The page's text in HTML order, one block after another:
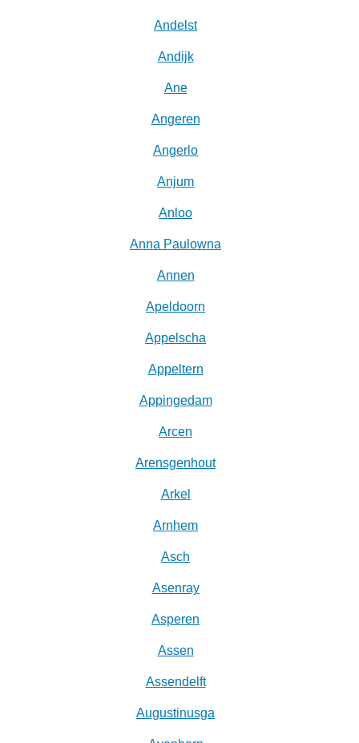
Andelst
Andijk
Ane
Angeren
Angerlo
Anjum
Anloo
Anna Paulowna
Annen
Apeldoorn
Appelscha
Appeltern
Appingedam
Arcen
Arensgenhout
Arkel
Arnhem
Asch
Asenray
Asperen
Assen
Assendelft
Augustinusga